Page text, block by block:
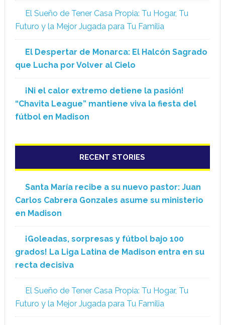
El Sueño de Tener Casa Propia: Tu Hogar, Tu
Futuro y la Mejor Jugada para Tu Familia
El Despertar de Monarca: El Halcón Sagrado
que Lucha por Volver al Cielo
¡Ni el calor extremo detiene la pasión!
“Chavita League” mantiene viva la fiesta del
fútbol en Madison
RECENT STORIES
Santa María recibe a su nuevo pastor: Juan
Carlos Cabrera Gonzales asume su ministerio
en Madison
¡Goleadas, sorpresas y fútbol bajo 100
grados! La Liga Latina de Madison entra en su
recta decisiva
El Sueño de Tener Casa Propia: Tu Hogar, Tu
Futuro y la Mejor Jugada para Tu Familia